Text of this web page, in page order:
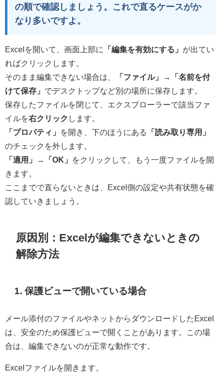
の順で確認しましょう。これで直るケースがか
なり多いですよ。
Excelを開いて、画面上部に 「編集を有効にする」 が出てい
ればクリックします。
そのまま編集できない場合は、
「ファイル」→「名前を付
けて保存」 でデスクトップなど別の場所に保存します。
保存したファイルを閉じて、エクスプローラーで該当ファ
イルを右クリック します。
「プロパティ」
を開き、下のほうにある
「読み取り専用」
のチェックを外します。
「適用」→「OK」
をクリックして、もう一度ファイルを開
きます。
ここまでで直らないときは、Excel側の設定や共有状態を確
認していきましょう。
原因別：Excelが編集できないときの
解除方法
1. 保護ビューで開いている場合
メール添付のファイルやネットからダウンロードしたExcel
は、安全のため保護ビューで開くことがあります。この場
合は、編集できないのが正常な動作です。
Excelファイルを開きます。